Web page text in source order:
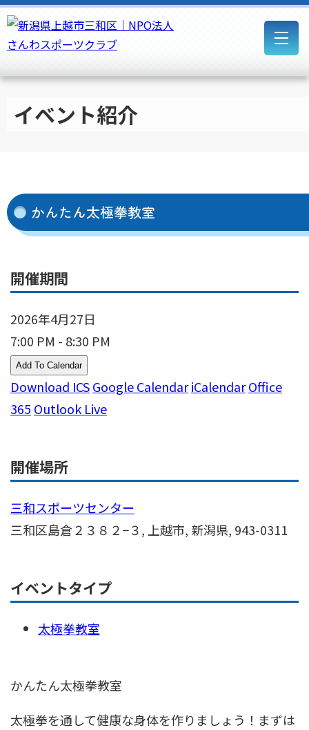
イベント紹介
かんたん太極拳教室
開催期間
2026年4月27日
7:00 PM - 8:30 PM
Add To Calendar
Download ICSGoogle CalendariCalendarOffice
365 Outlook Live
開催場所
三和スポーツセンター
三和区島倉２３８２−３, 上越市, 新潟県, 943-0311
イベントタイプ
太極拳教室
かんたん太極拳教室
太極拳を通して健康な身体を作りましょう！まずは